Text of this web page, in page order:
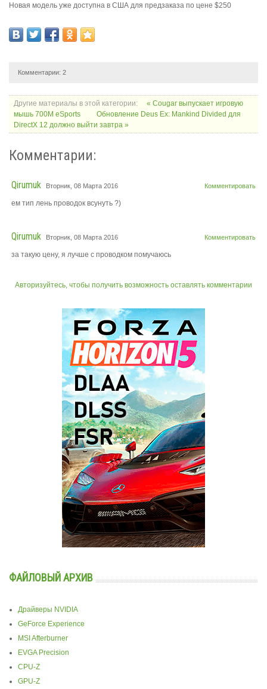
Новая модель уже доступна в США для предзаказа по цене $250
Комментарии: 2
Другие материалы в этой категории:
« Cougar выпускает игровую
мышь 700M eSports
Обновление Deus Ex: Mankind Divided для
DirectX 12 должно выйти завтра »
Комментарии:
Комментировать
Qirumuk Вторник, 08 Марта 2016
ем тип лень проводок всунуть ?)
Комментировать
Qirumuk Вторник, 08 Марта 2016
за такую цену, я лучше с проводком помучаюсь
Авторизуйтесь, чтобы получить возможность оставлять комментарии
ФАЙЛОВЫЙ АРХИВ
Драйверы NVIDIA
GeForce Experience
MSI Afterburner
EVGA Precision
CPU-Z
GPU-Z